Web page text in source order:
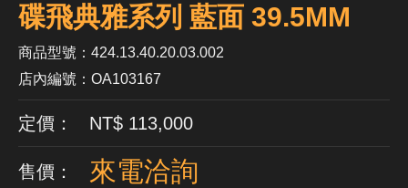
碟飛典雅系列 藍面 39.5MM
商品型號：424.13.40.20.03.002
店內編號：OA103167
定價： NT$ 113,000
售價： 來電洽詢